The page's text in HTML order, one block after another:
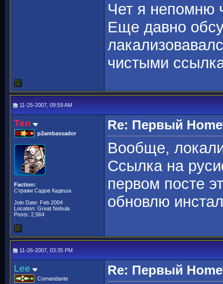
Чет я непомню
Еще давно
чистыми
11-25-2007, 09:59 AM
Ten
p2ambassador
Faction:
Стражи Садов Кадеша
Join Date: Feb 2004
Location: Great Nebula
Posts: 2,564
Re: Первый
Вообще,
Ссылка на
первом посте
обновлю
11-26-2007, 03:35 PM
Lee
Comandante
Re: Первый